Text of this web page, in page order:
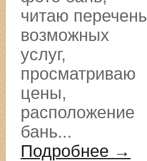
читаю перечень
возможных
услуг,
просматриваю
цены,
расположение
бань...
Подробнее →